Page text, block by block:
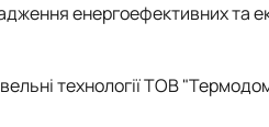
енергоефективних та
технології ТОВ